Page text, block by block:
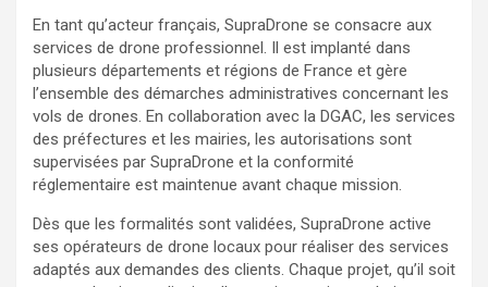
En tant qu’acteur français, SupraDrone se consacre aux
services de drone professionnel. Il est implanté dans
plusieurs départements et régions de France et gère
l’ensemble des démarches administratives concernant les
vols de drones. En collaboration avec la DGAC, les services
des préfectures et les mairies, les autorisations sont
supervisées par SupraDrone et la conformité
réglementaire est maintenue avant chaque mission.
Dès que les formalités sont validées, SupraDrone active
ses opérateurs de drone locaux pour réaliser des services
adaptés aux demandes des clients. Chaque projet, qu’il soit